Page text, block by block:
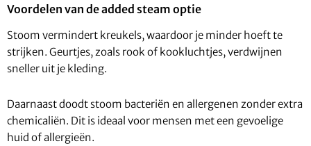
Voordelen van de added steam optie
Stoom vermindert kreukels, waardoor je minder hoeft te
strijken. Geurtjes, zoals rook of kookluchtjes, verdwijnen
sneller uit je kleding.
Daarnaast doodt stoom bacteriën en allergenen zonder extra
chemicaliën. Dit is ideaal voor mensen met een gevoelige
huid of allergieën.